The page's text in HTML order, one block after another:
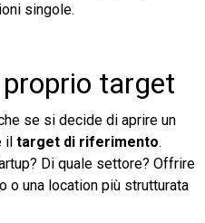
singole.
target
se si decide di aprire un
il target di riferimento.
Di quale settore? Offrire
o una location più strutturata